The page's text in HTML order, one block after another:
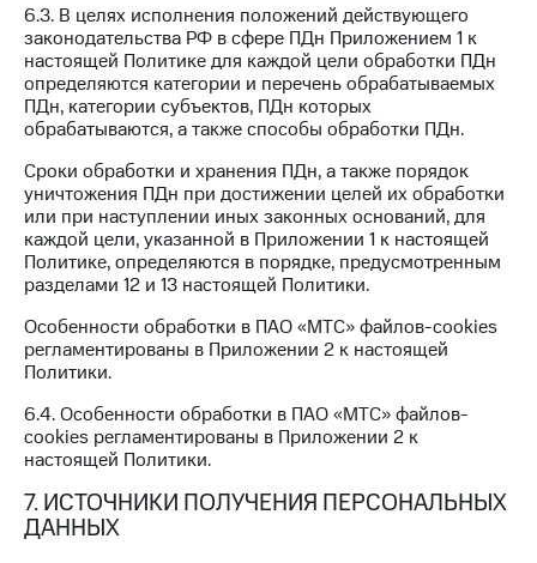
6.3. В целях исполнения положений действующего
законодательства РФ в сфере ПДн Приложением 1 к
настоящей Политике для каждой цели обработки ПДн
определяются категории и перечень обрабатываемых
ПДн, категории субъектов, ПДн которых
обрабатываются, а также способы обработки ПДн.
Сроки обработки и хранения ПДн, а также порядок
уничтожения ПДн при достижении целей их обработки
или при наступлении иных законных оснований, для
каждой цели, указанной в Приложении 1 к настоящей
Политике, определяются в порядке, предусмотренным
разделами 12 и 13 настоящей Политики.
Особенности обработки в ПАО «МТС» файлов-cookies
регламентированы в Приложении 2 к настоящей
Политики.
6.4. Особенности обработки в ПАО «МТС» файлов-
cookies регламентированы в Приложении 2 к
настоящей Политики.
7. ИСТОЧНИКИ ПОЛУЧЕНИЯ ПЕРСОНАЛЬНЫХ
ДАННЫХ